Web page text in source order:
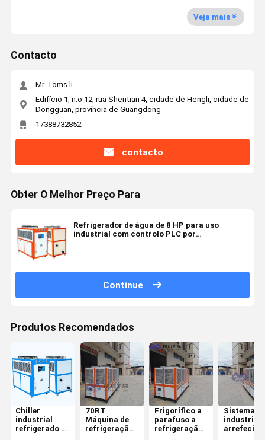
Veja mais
Contacto
Mr. Toms li
Edifício 1, n.o 12, rua Shentian 4, cidade de Hengli, cidade de
Dongguan, província de Guangdong
17388732852
contacto
Obter O Melhor Preço Para
Refrigerador de água de 8 HP para uso
industrial com controlo PLC por
Continue
Produtos Recomendados
Chiller
industrial
refrigerado a
70RT
Máquina de
refrigeração
Frigorífico a
parafuso a
refrigeração
Sistema
industrial